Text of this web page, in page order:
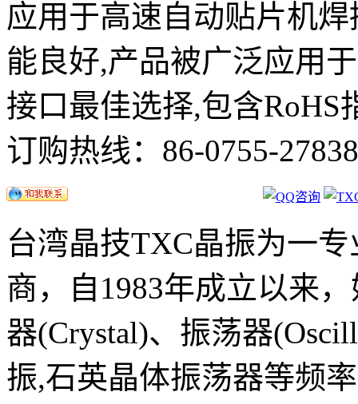
应用于高速自动贴片机
能良好,产品被广泛应用
接口最佳选择,包含
订购热线： 86-0755-
台湾晶技TXC晶振为一
商，自1983年成立以来
器(Crystal)、振荡器
振,石英晶体振荡器等频